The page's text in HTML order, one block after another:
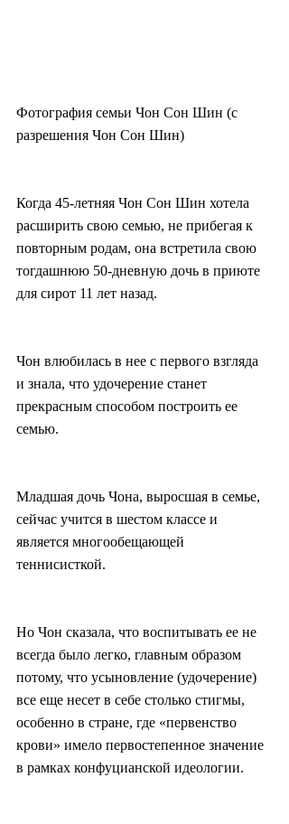
Фотография семьи Чон Сон Шин (с
разрешения Чон Сон Шин)
Когда 45-летняя Чон Сон Шин хотела
расширить свою семью, не прибегая к
повторным родам, она встретила свою
тогдашнюю 50-дневную дочь в приюте
для сирот 11 лет назад.
Чон влюбилась в нее с первого взгляда
и знала, что удочерение станет
прекрасным способом построить ее
семью.
Младшая дочь Чона, выросшая в семье,
сейчас учится в шестом классе и
является многообещающей
теннисисткой.
Но Чон сказала, что воспитывать ее не
всегда было легко, главным образом
потому, что усыновление (удочерение)
все еще несет в себе столько стигмы,
особенно в стране, где «первенство
крови» имело первостепенное значение
в рамках конфуцианской идеологии.